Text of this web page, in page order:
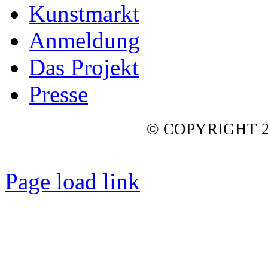
Kunstmarkt
Anmeldung
Das Projekt
Presse
© COPYRIGHT
Page load link